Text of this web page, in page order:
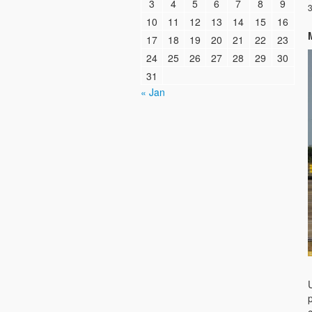
3
4 5 6 7 8
9
10
11 12 13 14 15
16
17
18 19 20 21 22
23
24
25 26 27 28 29
30
31
« Jan